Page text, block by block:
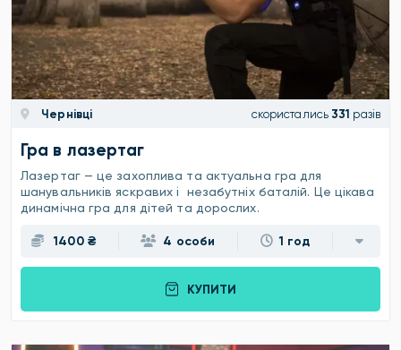
Чернівці скористались 331 разів
Гра в лазертаг
Лазертаг — це захоплива та актуальна гра для
шанувальників яскравих і незабутніх баталій. Це цікава
динамічна гра для дітей та дорослих.
1400 ₴ 4 особи 1 год
КУПИТИ